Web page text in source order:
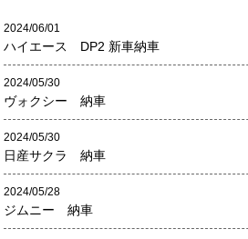
2024/06/01
ハイエース DP2 新車納車
2024/05/30
ヴォクシー 納車
2024/05/30
日産サクラ 納車
2024/05/28
ジムニー 納車